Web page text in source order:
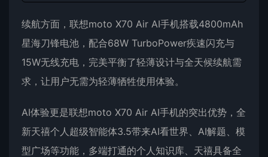
续航方面，联想moto X70 Air AI手机搭载4800mAh
星海刀锋电池，配合68W TurboPower疾速闪充与
15W无线充电，完美平衡了轻薄设计与全天候续航需
求，让用户无需为轻薄牺牲使用体验。
AI体验更是联想moto X70 Air AI手机的突出优势，全
新天禧个人超级智能体3.5带来AI看世界、AI解题、模
型广场等功能，多端打通的个人知识库、天禧具备全